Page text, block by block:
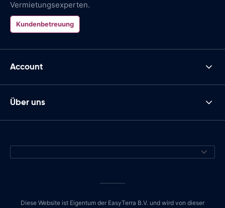
Vermietungsexperten.
Kundenbetreuung
Account
Über uns
Diese Website ist Eigentum der EasyTerra B.V. und wird von dieser